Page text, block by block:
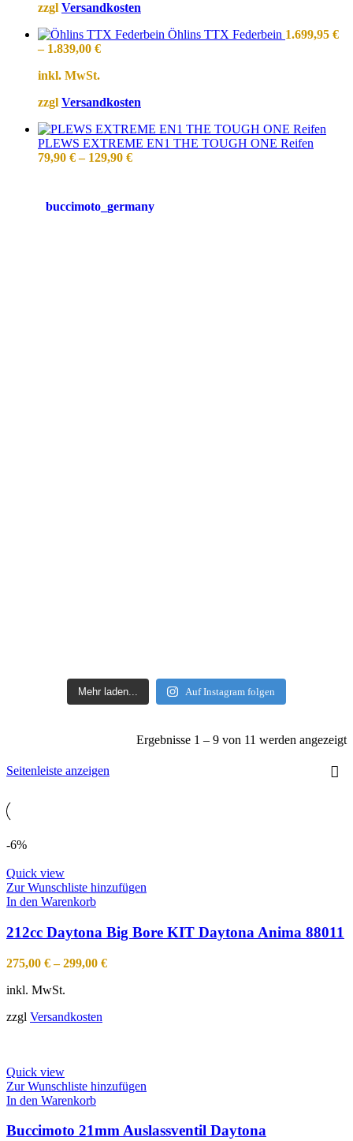
zzgl Versandkosten
Öhlins TTX Federbein 1.699,95 €
– 1.839,00 €
inkl. MwSt.
zzgl Versandkosten
PLEWS EXTREME EN1 THE TOUGH ONE Reifen
79,90 €– 129,90 €
buccimoto_germany
Mehr laden... Auf Instagram folgen
Ergebnisse 1 – 9 von 11 werden angezeigt
Seitenleiste anzeigen
-6%
Quick view
Zur Wunschliste hinzufügen
In den Warenkorb
212cc Daytona Big Bore KIT Daytona Anima 88011
275,00 €–299,00 €
inkl. MwSt.
zzgl Versandkosten
Quick view
Zur Wunschliste hinzufügen
In den Warenkorb
Buccimoto 21mm Auslassventil Daytona